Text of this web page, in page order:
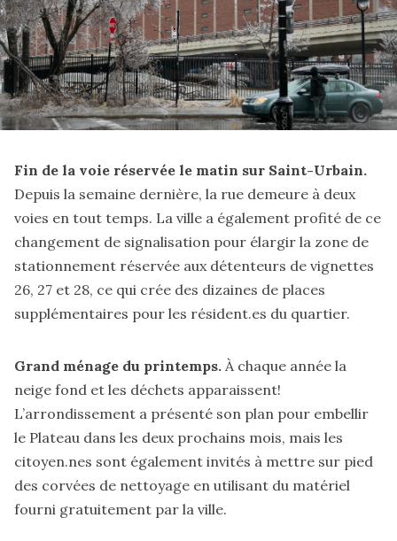
Fin de la voie réservée le matin sur Saint-Urbain.
Depuis la semaine dernière, la rue demeure à deux
voies en tout temps. La ville a également profité de ce
changement de signalisation pour élargir la zone de
stationnement réservée aux détenteurs de vignettes
26, 27 et 28, ce qui crée des dizaines de places
supplémentaires pour les résident.es du quartier.
Grand ménage du printemps. À chaque année la
neige fond et les déchets apparaissent!
L’arrondissement a présenté son plan pour embellir
le Plateau dans les deux prochains mois, mais les
citoyen.nes sont également invités à mettre sur pied
des corvées de nettoyage en utilisant du matériel
fourni gratuitement par la ville.